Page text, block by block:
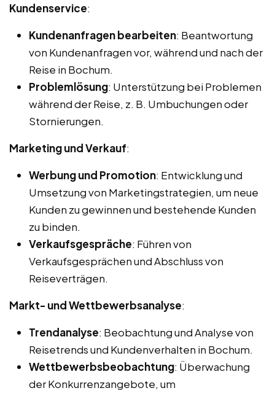
Kundenservice:
Kundenanfragen bearbeiten: Beantwortung
von Kundenanfragen vor, während und nach der
Reise in Bochum.
Problemlösung: Unterstützung bei Problemen
während der Reise, z. B. Umbuchungen oder
Stornierungen.
Marketing und Verkauf:
Werbung und Promotion: Entwicklung und
Umsetzung von Marketingstrategien, um neue
Kunden zu gewinnen und bestehende Kunden
zu binden.
Verkaufsgespräche: Führen von
Verkaufsgesprächen und Abschluss von
Reiseverträgen.
Markt- und Wettbewerbsanalyse:
Trendanalyse: Beobachtung und Analyse von
Reisetrends und Kundenverhalten in Bochum.
Wettbewerbsbeobachtung: Überwachung
der Konkurrenzangebote, um